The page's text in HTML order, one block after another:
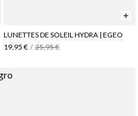
LUNETTES DE SOLEIL HYDRA | EGEO
19,95 € / 25,95 €